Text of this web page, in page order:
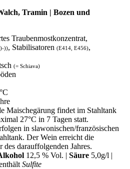
Tramin | Bozen und
Traubenmostkonzentrat,
)), Stabilisatoren (E414, E456),
(= Schiava)
Maischegärung findet im Stahltank
27°C in 7 Tagen statt.
in slawonischen/französischen
Der Wein erreicht die
darauffolgenden Jahres.
12,5 % Vol. | Säure 5,0g/l |
Sulfite